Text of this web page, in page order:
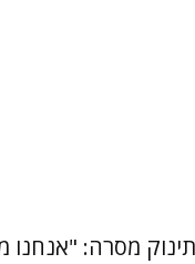
מסרה: "אנחנו